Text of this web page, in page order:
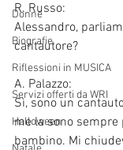
Donne
Biografie
Riflessioni in MUSICA
Servizi offerti da WRI
Halloween
R. Russo:
Alessandro,
cantautore?
A. Palazzo:
Sì, sono un
me la sono
bambino. Mi